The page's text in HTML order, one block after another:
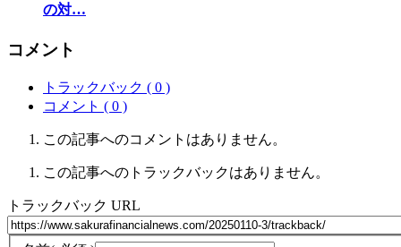
の対…
コメント
トラックバック ( 0 )
コメント ( 0 )
この記事へのコメントはありません。
この記事へのトラックバックはありません。
トラックバック URL